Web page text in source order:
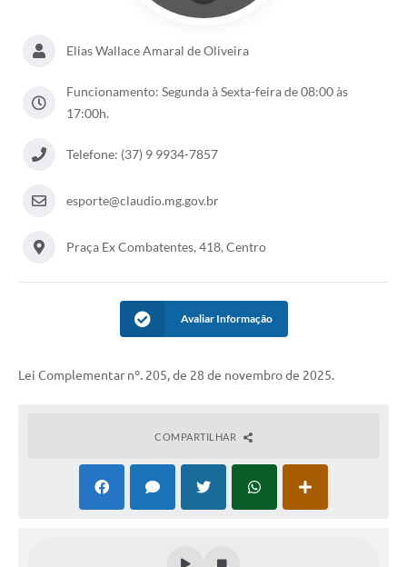
Elias Wallace Amaral de Oliveira
Funcionamento: Segunda à Sexta-feira de 08:00 às
17:00h.
Telefone: (37) 9 9934-7857
esporte@claudio.mg.gov.br
Praça Ex Combatentes, 418, Centro
Avaliar Informação
Lei Complementar nº. 205, de 28 de novembro de 2025.
COMPARTILHAR